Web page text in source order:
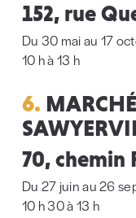
152, rue
Du 30 mai au 17
10 h à 13 h
6.
70, chemin
Du 27 juin au 26
10 h 30 à 13 h